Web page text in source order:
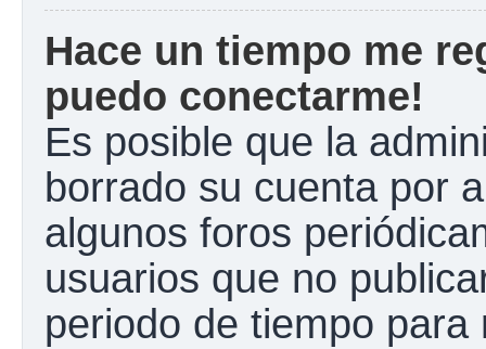
Hace un tiempo me
puedo conectarme!
Es posible que la
borrado su cuenta por
algunos foros
usuarios que no
periodo de tiempo